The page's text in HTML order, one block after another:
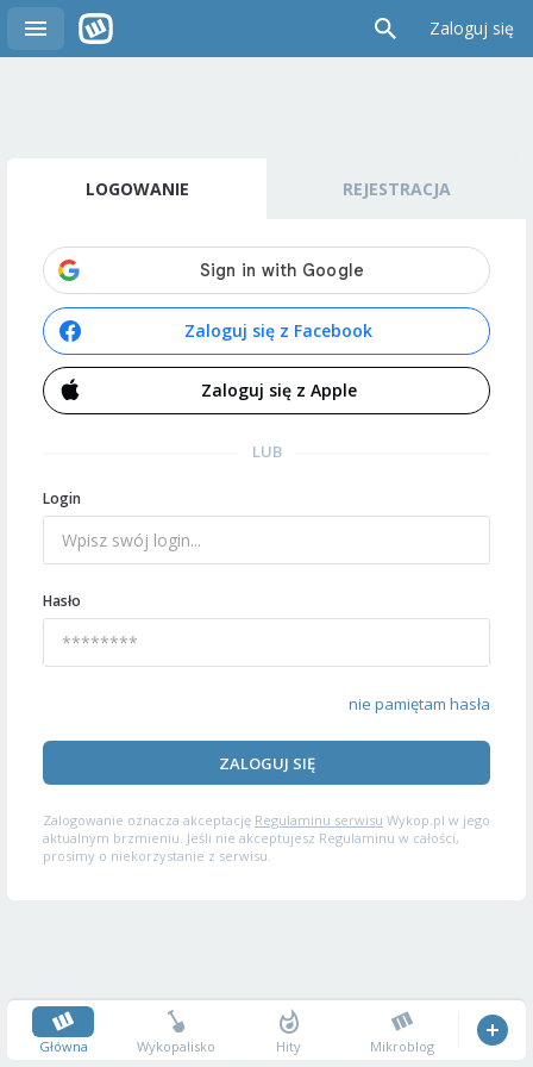
Zaloguj się
LOGOWANIE REJESTRACJA
Zaloguj się z Facebook
Zaloguj się z Apple
LUB
Login
Hasło
nie pamiętam hasła
ZALOGUJ SIĘ
Zalogowanie oznacza akceptację Regulaminu serwisu Wykop.pl w jego
aktualnym brzmieniu. Jeśli nie akceptujesz Regulaminu w całości,
prosimy o niekorzystanie z serwisu.
Główna Wykopalisko Hity Mikroblog